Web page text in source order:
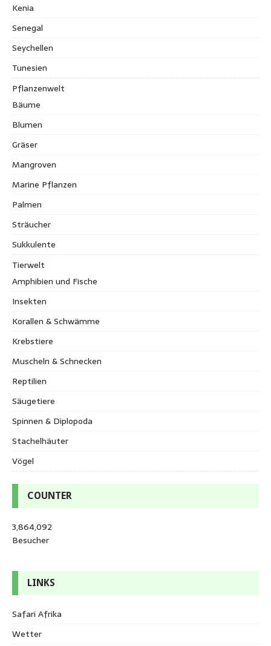
Kenia
Senegal
Seychellen
Tunesien
Pflanzenwelt
Bäume
Blumen
Gräser
Mangroven
Marine Pflanzen
Palmen
Sträucher
Sukkulente
Tierwelt
Amphibien und Fische
Insekten
Korallen & Schwämme
Krebstiere
Muscheln & Schnecken
Reptilien
Säugetiere
Spinnen & Diplopoda
Stachelhäuter
Vögel
COUNTER
3,864,092
Besucher
LINKS
Safari Afrika
Wetter